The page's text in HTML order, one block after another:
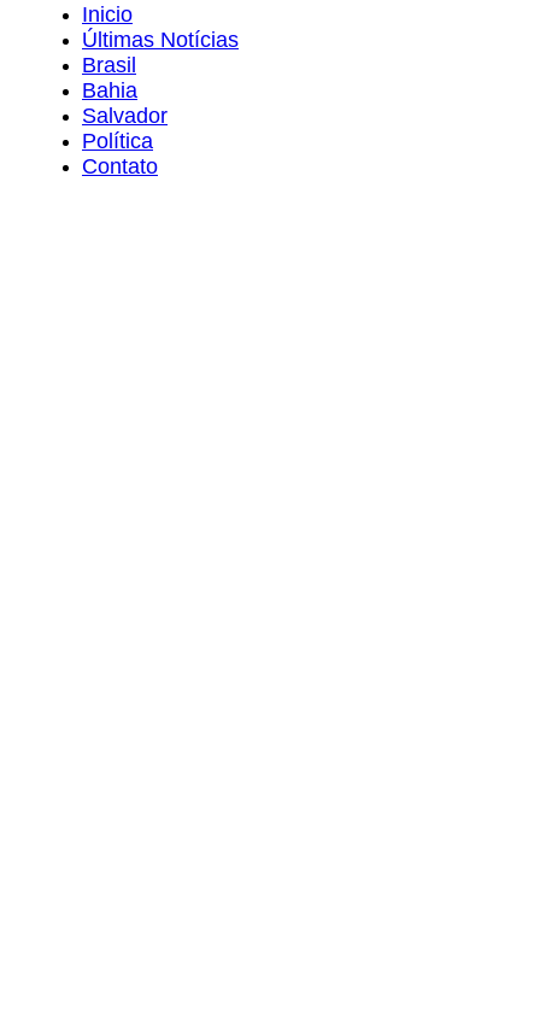
Inicio
Últimas Notícias
Brasil
Bahia
Salvador
Política
Contato